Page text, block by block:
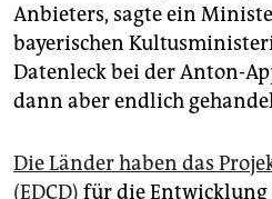
Anbieters, sagte ein
bayerischen
Datenleck bei der Anton-
dann aber endlich
Die Länder haben das
(EDCD) für die Entwicklung